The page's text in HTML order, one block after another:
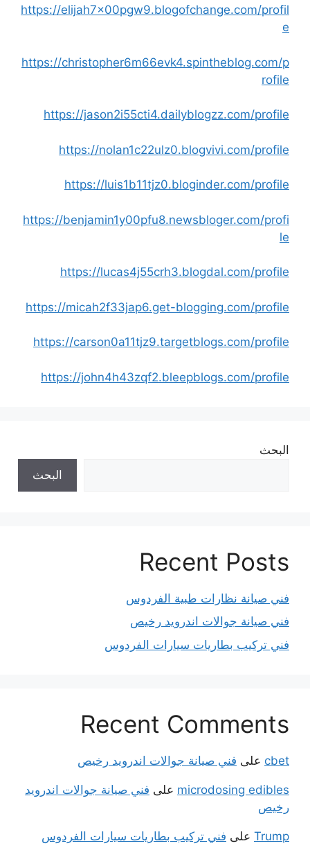
https://elijah7x00pgw9.blogofchange.com/profil
e
https://christopher6m66evk4.spintheblog.com/p
rofile
https://jason2i55cti4.dailyblogzz.com/profile
https://nolan1c22ulz0.blogvivi.com/profile
https://luis1b11tjz0.bloginder.com/profile
https://benjamin1y00pfu8.newsbloger.com/profi
le
https://lucas4j55crh3.blogdal.com/profile
https://micah2f33jap6.get-blogging.com/profile
https://carson0a11tjz9.targetblogs.com/profile
https://john4h43zqf2.bleepblogs.com/profile
البحث
البحث
Recent Posts
فني صيانة نظارات طبية الفردوس
فني صيانة جوالات اندرويد رخيص
فني تركيب بطاريات سيارات الفردوس
Recent Comments
cbet على فني صيانة جوالات اندرويد رخيص
microdosing edibles على فني صيانة جوالات اندرويد
رخيص
Trump على فني تركيب بطاريات سيارات الفردوس